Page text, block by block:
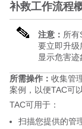
补救工作流程
注意： 所有
要立即升级
显示危害迹
所需操作： 收集管
案例，以便TAC可
TAC可用于：
扫描您提供的管